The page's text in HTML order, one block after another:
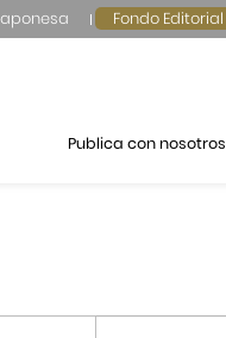
Fondo Editorial
Publica con nosotros